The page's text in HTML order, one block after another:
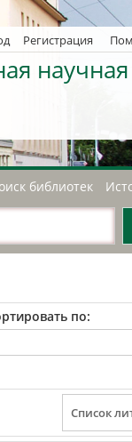
Регистрация
научная
библиотек
по: